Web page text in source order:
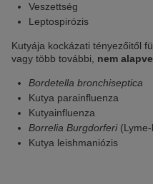
Veszettség
Leptospirózis
Kutyája kockázati tényezőitől
vagy több további, nem
Bordetella bronchiseptica
Kutya parainfluenza
Kutyainfluenza
Borrelia Burgdorferi(Lyme-
Kutya leishmaniózis